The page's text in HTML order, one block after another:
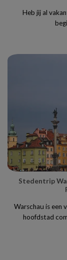
Heb jij al
Stedentrip
Warschau is een
hoofdstad